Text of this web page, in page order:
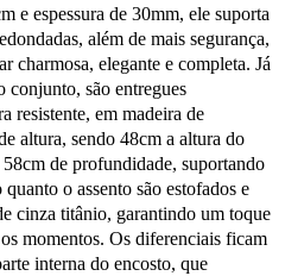
e espessura de 30mm, ele suporta
além de mais segurança,
charmosa, elegante e completa. Já
conjunto, são entregues
resistente, em madeira de
altura, sendo 48cm a altura do
de profundidade, suportando
o assento são estofados e
cinza titânio, garantindo um toque
momentos. Os diferenciais ficam
interna do encosto, que